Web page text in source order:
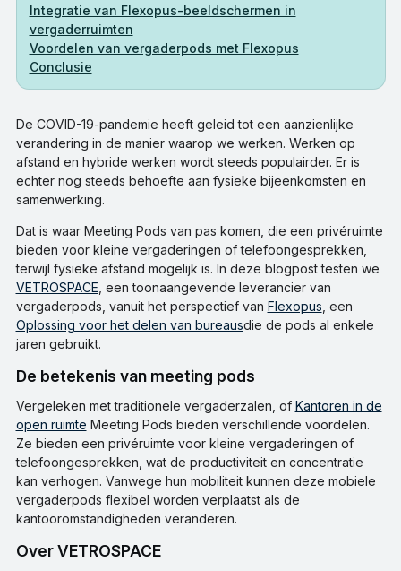
Integratie van Flexopus-beeldschermen in
vergaderruimten
Voordelen van vergaderpods met Flexopus
Conclusie
De COVID-19-pandemie heeft geleid tot een aanzienlijke
verandering in de manier waarop we werken. Werken op
afstand en hybride werken wordt steeds populairder. Er is
echter nog steeds behoefte aan fysieke bijeenkomsten en
samenwerking.
Dat is waar Meeting Pods van pas komen, die een privéruimte
bieden voor kleine vergaderingen of telefoongesprekken,
terwijl fysieke afstand mogelijk is. In deze blogpost testen we
VETROSPACE , een toonaangevende leverancier van
vergaderpods, vanuit het perspectief van Flexopus , een
Oplossing voor het delen van bureausdie de pods al enkele
jaren gebruikt.
De betekenis van meeting pods
Vergeleken met traditionele vergaderzalen, of Kantoren in de
open ruimte Meeting Pods bieden verschillende voordelen.
Ze bieden een privéruimte voor kleine vergaderingen of
telefoongesprekken, wat de productiviteit en concentratie
kan verhogen. Vanwege hun mobiliteit kunnen deze mobiele
vergaderpods flexibel worden verplaatst als de
kantooromstandigheden veranderen.
Over VETROSPACE